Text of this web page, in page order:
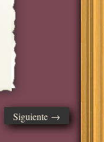
Siguiente →